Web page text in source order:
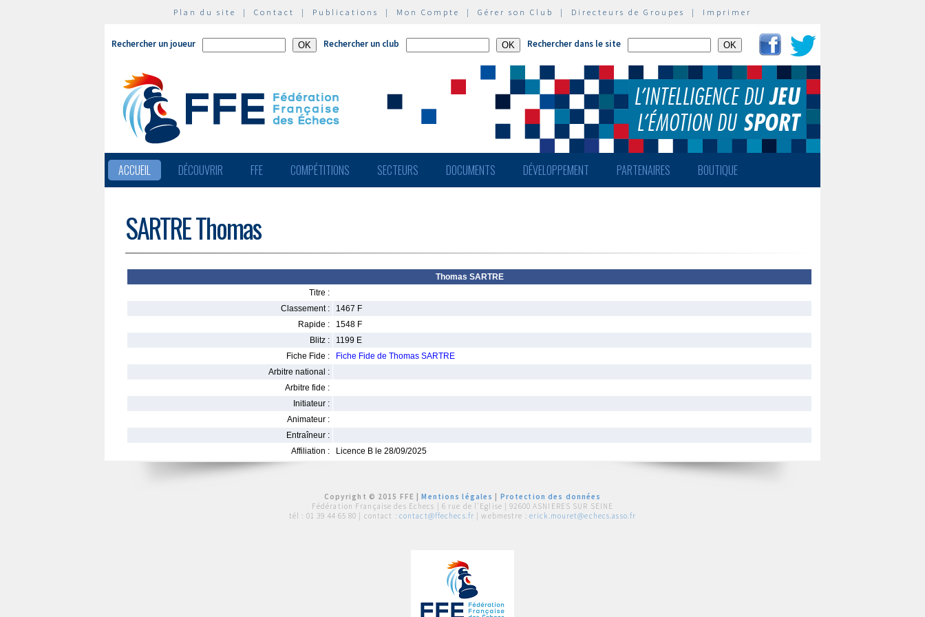
Plan du site | Contact | Publications | Mon Compte | Gérer son Club | Directeurs de Groupes | Imprimer
Rechercher un joueur Rechercher un club Rechercher dans le site
ACCUEIL DÉCOUVRIR FFE COMPÉTITIONS SECTEURS DOCUMENTS DÉVELOPPEMENT PARTENAIRES BOUTIQUE
SARTRE Thomas
Thomas SARTRE
Titre :
Classement :
1467 F
Rapide :
1548 F
Blitz :
1199 E
Fiche Fide :
Fiche Fide de Thomas SARTRE
Arbitre national :
Arbitre fide :
Initiateur :
Animateur :
Entraîneur :
Affiliation :
Licence B le 28/09/2025
Copyright © 2015 FFE |Mentions légales
Protection des données
Fédération Française des Echecs | 6 rue de l'Eglise | 92600 ASNIERES SUR SEINE
tél : 01 39 44 65 80 | contact : contact@ffechecs.fr | webmestre : erick.mouret@echecs.asso.fr